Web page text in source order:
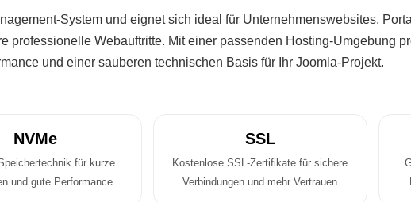
System und eignet sich ideal für Unternehmenswebsites,
professionelle Webauftritte. Mit einer passenden Hosting-Umgebung
und einer sauberen technischen Basis für Ihr Joomla-Projekt.
NVMe
für kurze
und gute Performance
SSL
Kostenlose SSL-Zertifikate für sichere
Verbindungen und mehr Vertrauen